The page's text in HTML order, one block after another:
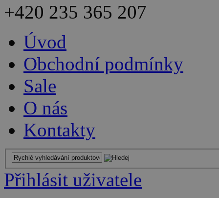
+420 235 365 207
Úvod
Obchodní podmínky
Sale
O nás
Kontakty
Přihlásit uživatele